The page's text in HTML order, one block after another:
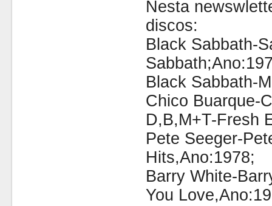
Nesta
discos:
Black Sabbath-
Black Sabbath-
Chico Buarque-
D,B,M+T-Fresh
Pete Seeger-
Hits,Ano:1978;
Barry White-
You